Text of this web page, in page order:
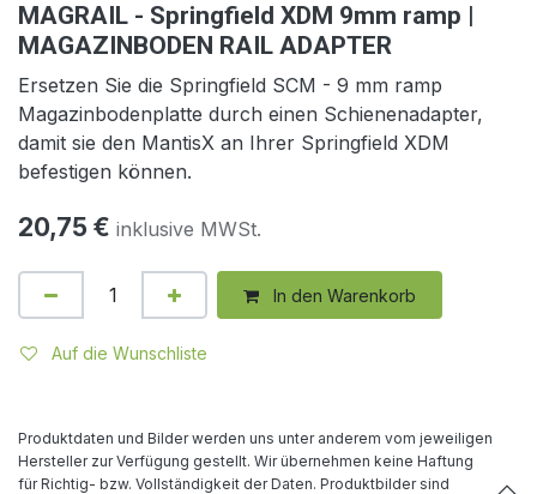
MAGRAIL - Springfield XDM 9mm ramp |
MAGAZINBODEN RAIL ADAPTER
Ersetzen Sie die Springfield SCM - 9 mm ramp
Magazinbodenplatte durch einen Schienenadapter,
damit sie den MantisX an Ihrer Springfield XDM
befestigen können.
20,75 € inklusive MWSt.
In den Warenkorb
Auf die Wunschliste
Produktdaten und Bilder werden uns unter anderem vom jeweiligen
Hersteller zur Verfügung gestellt. Wir übernehmen keine Haftung
für Richtig- bzw. Vollständigkeit der Daten. Produktbilder sind